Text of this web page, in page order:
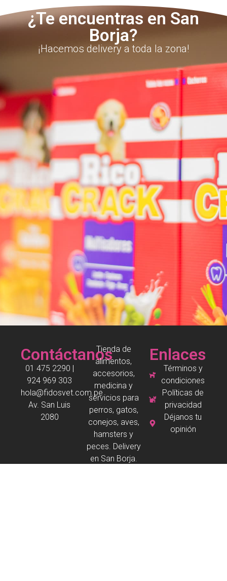
¿Te encuentras en San
Borja?
¡Hacemos delivery a toda la zona!
Contáctanos
01 475 2290 |
924 969 303
hola@fidosvet.com.pe
Av. San Luis
2080
Tienda de
alimentos,
accesorios,
medicina y
servicios para
perros, gatos,
conejos, aves,
hamsters y
peces. Delivery
en San Borja.
Enlaces
Términos y
condiciones
Políticas de
privacidad
Déjanos tu
opinión